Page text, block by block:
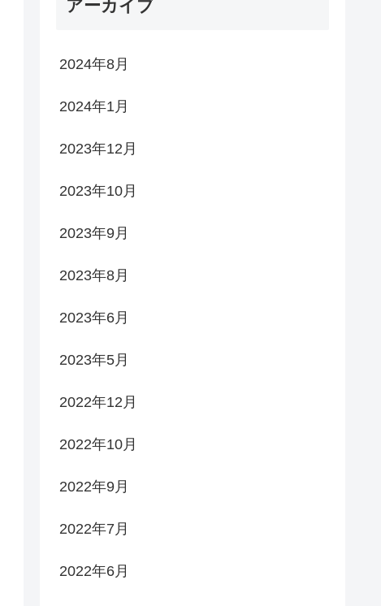
アーカイブ
2024年8月
2024年1月
2023年12月
2023年10月
2023年9月
2023年8月
2023年6月
2023年5月
2022年12月
2022年10月
2022年9月
2022年7月
2022年6月